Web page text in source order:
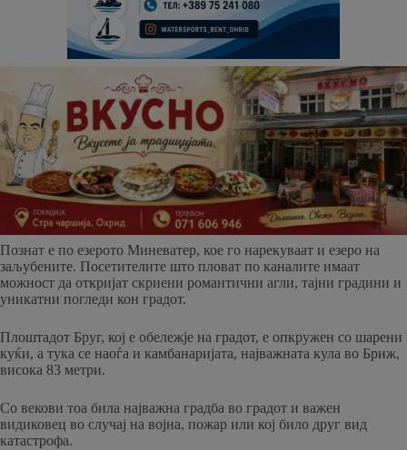
Познат е по езерото Миневатер, кое го нарекуваат и езеро на
заљубените. Посетителите што пловат по каналите имаат
можност да откријат скриени романтични агли, тајни градини и
уникатни погледи кон градот.
Плоштадот Бруг, кој е обележје на градот, е опкружен со шарени
куќи, а тука се наоѓа и камбанаријата, најважната кула во Бриж,
висока 83 метри.
Со векови тоа била најважна градба во градот и важен
видиковец во случај на војна, пожар или кој било друг вид
катастрофа.